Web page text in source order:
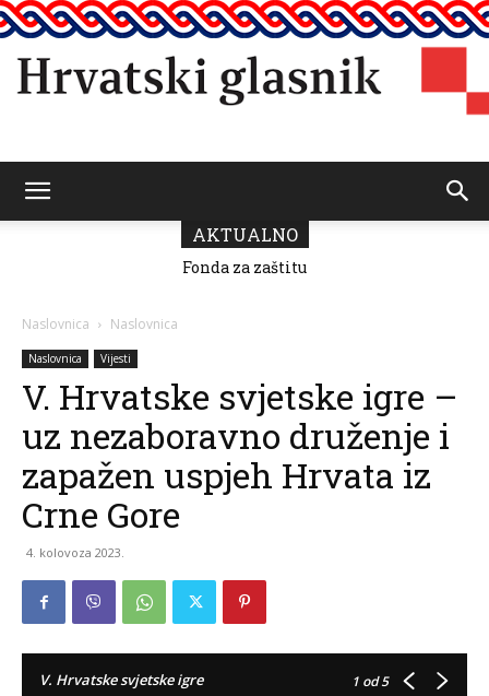
AKTUALNO
Fonda za zaštitu
2026.
U Pomorskom
Naslovnica Naslovnica
Naslovnica Vijesti
V. Hrvatske svjetske igre –
uz nezaboravno druženje i
zapažen uspjeh Hrvata iz
Crne Gore
4. kolovoza 2023.
V. Hrvatske svjetske igre 1 od 5